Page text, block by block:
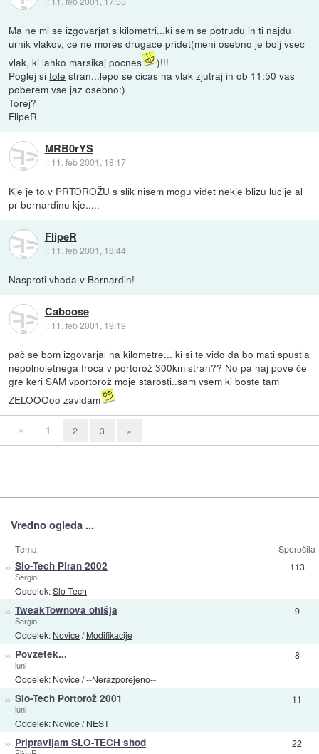
Ma ne mi se izgovarjat s kilometri...ki sem se potrudu in ti najdu
urnik vlakov, ce ne mores drugace pridet(meni osebno je bolj vsec
vlak, ki lahko marsikaj pocnes
)!!!
Poglej sitole stran...lepo se cicas na vlak zjutraj in ob 11:50 vas
poberem vse jaz osebno:)
Torej?
FlipeR
MRB0rYS
:: 11. feb 2001, 18:17
Kje je to v PRTOROŽU s slik nisem mogu videt nekje blizu lucije al
pr bernardinu kje.....
FlipeR
:: 11. feb 2001, 18:44
Nasproti vhoda v Bernardin!
Caboose
:: 11. feb 2001, 19:19
pač se bom izgovarjal na kilometre... ki si te vido da bo mati spustla
nepolnoletnega froca v portorož 300km stran?? No pa naj pove če
gre keri SAM vportorož moje starosti..sam vsem ki boste tam
ZELOOOoo zavidam
« 1 2 3 »
Vredno ogleda ...
Tema Sporočila
» Slo-Tech Piran 2002
Sergio
Oddelek:Slo-Tech
113
» TweakTownova ohišja
Sergio
Oddelek: Novice/Modifikacije
9
» Povzetek...
luni
Oddelek: Novice/--Nerazporejeno--
8
» Slo-Tech Portorož 2001
luni
Oddelek: Novice/NEST
11
» Pripravljam SLO-TECH shod 22